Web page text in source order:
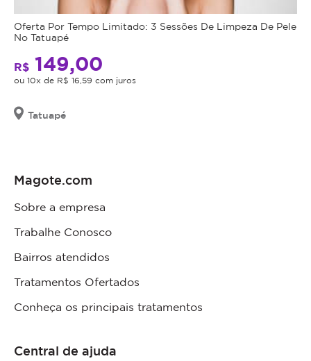
Oferta Por Tempo Limitado: 3 Sessões De Limpeza De Pele
No Tatuapé
R$ 149,00
ou 10x de R$ 16,59 com juros
Tatuapé
Magote.com
Sobre a empresa
Trabalhe Conosco
Bairros atendidos
Tratamentos Ofertados
Conheça os principais tratamentos
Central de ajuda